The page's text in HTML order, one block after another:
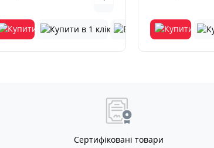
Сертифіковані товари